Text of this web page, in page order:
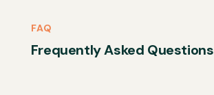
FAQ
Frequently Asked Questions